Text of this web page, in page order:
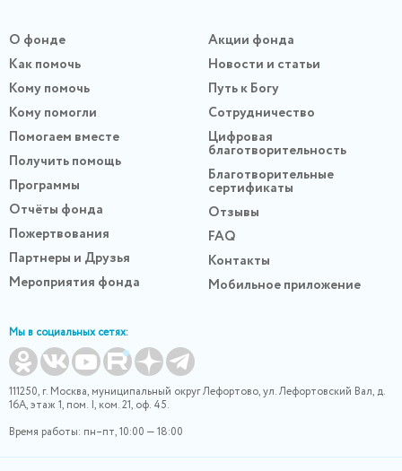
О фонде
Как помочь
Кому помочь
Кому помогли
Помогаем вместе
Получить помощь
Программы
Отчёты фонда
Пожертвования
Партнеры и Друзья
Мероприятия фонда
Акции фонда
Новости и статьи
Путь к Богу
Сотрудничество
Цифровая
благотворительность
Благотворительные
сертификаты
Отзывы
FAQ
Контакты
Мобильное приложение
Мы в социальных сетях:
111250, г. Москва, муниципальный округ Лефортово, ул. Лефортовский Вал, д.
16А, этаж 1, пом. I, ком. 21, оф. 45.
Время работы: пн–пт, 10:00 — 18:00